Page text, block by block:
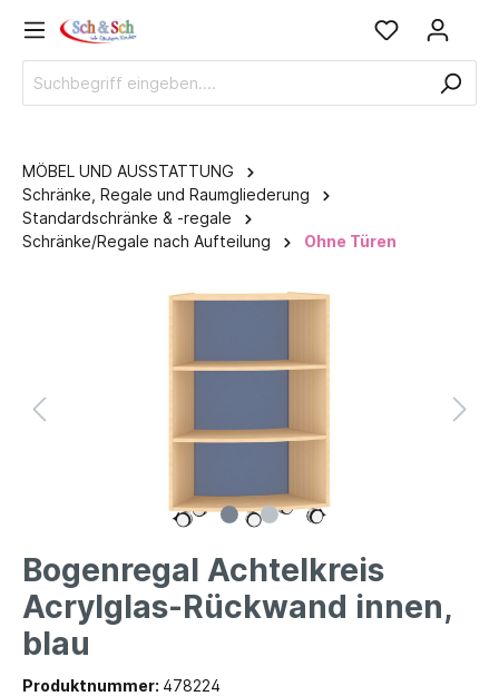
MÖBEL UND AUSSTATTUNG
Schränke, Regale und Raumgliederung
Standardschränke & -regale
Schränke/Regale nach Aufteilung
Ohne Türen
Bogenregal Achtelkreis
Acrylglas-Rückwand innen,
blau
Produktnummer: 478224